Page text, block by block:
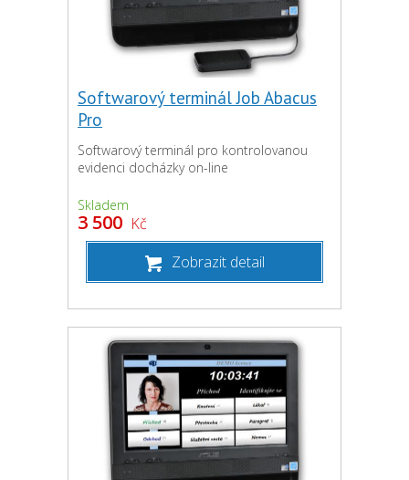
Softwarový terminál Job Abacus
Pro
Softwarový terminál pro kontrolovanou
evidenci docházky on-line
Skladem
3 500 Kč
Zobrazit detail